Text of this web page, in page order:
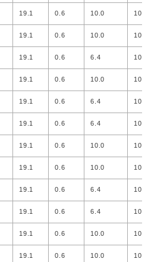
19.1 0.6 10.0 100
19.1 0.6 10.0 100
19.1 0.6 6.4 100
19.1 0.6 10.0 100
19.1 0.6 6.4 100
19.1 0.6 6.4 100
19.1 0.6 10.0 100
19.1 0.6 10.0 100
19.1 0.6 6.4 100
19.1 0.6 6.4 100
19.1 0.6 10.0 100
19.1 0.6 10.0 100